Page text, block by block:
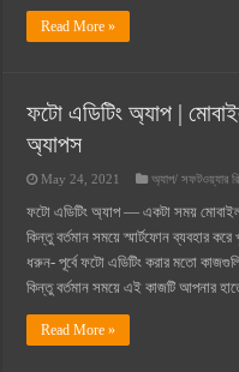
Read More »
ফটো এডিটিং অ্যাপ |
অ্যাপস
May 24, 2021 অ্যাপ/ সফটওয়্যার
ফটো এডিটিং অ্যাপ — একটা সময়
কিন্তু বর্তমান সময়ে স্মার্টফোন ব্যবহার
ধরুন- পূর্বে ফটো এডিটিং করার মতো
কিন্তু বর্তমান সময়ে এই কাজটি আপনার
Read More »